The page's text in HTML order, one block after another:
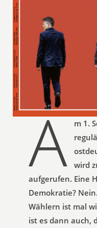
A
m 1.
wird
aufgerufen. Eine
Demokratie?
Wählern ist mal
ist es dann auch,